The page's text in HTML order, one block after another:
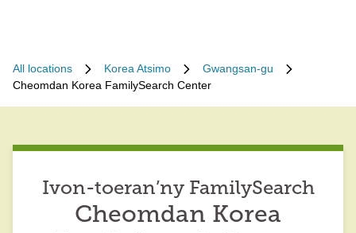
All locations Korea Atsimo
Gwangsan-gu
Cheomdan Korea FamilySearch Center
Ivon-toeran’ny FamilySearch
Cheomdan Korea